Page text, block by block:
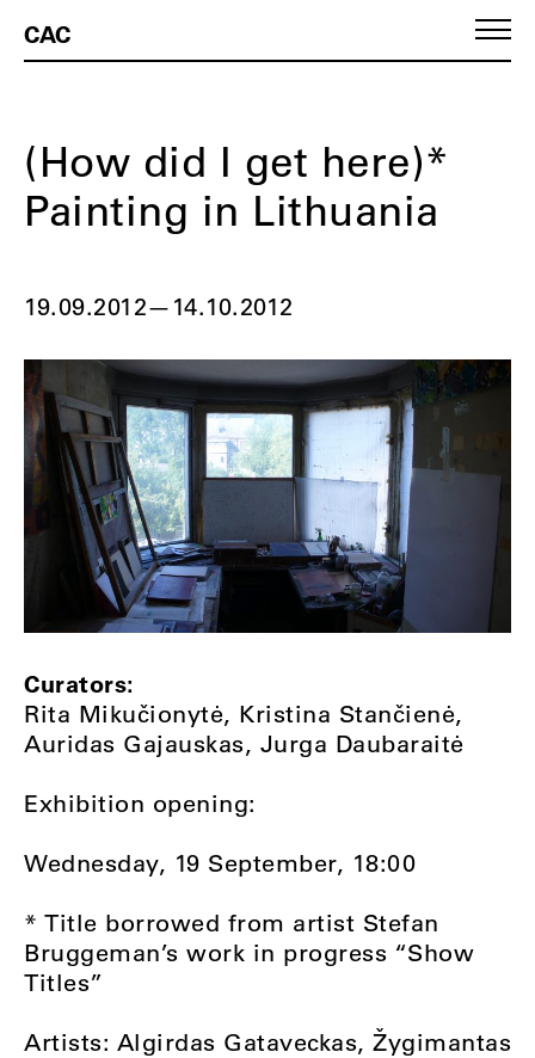
CAC
(How did I get here)*
Painting in Lithuania
19.09.2012— 14.10.2012
Curators:
Rita Mikučionytė, Kristina Stančienė,
Auridas Gajauskas, Jurga Daubaraitė
Exhibition opening:
Wednesday, 19 September, 18:00
* Title borrowed from artist Stefan
Bruggeman’s work in progress “Show
Titles”
Artists: Algirdas Gataveckas, Žygimantas